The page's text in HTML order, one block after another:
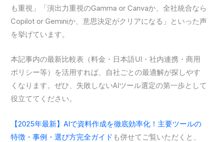
も重視」「演出力重視のGamma or Canvaか、全社統合なら
Copilot or Geminiか、意思決定がクリアになる」といった声
を挙げています。
本記事内の最新比較表（料金・日本語UI・社内連携・商用
ポリシー等）を活用すれば、自社ごとの最適解が探しやす
くなります。ぜひ、失敗しないAIツール選定の第一歩として
役立ててください。
【2025年最新】AIで資料作成を徹底効率化！主要ツールの
特徴・事例・選び方完全ガイド も併せてご覧いただくと、